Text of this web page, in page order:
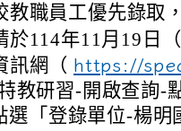
教職員工優先錄取
於114年11月19日
訊網（ https://
教研習-開啟查詢-
選「登錄單位-楊明